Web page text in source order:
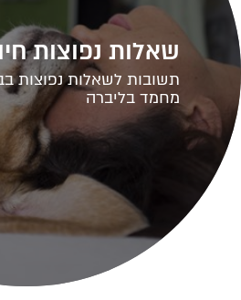
שאלות נפוצות
תשובות לשאלות נפוצות
מחמד בליברה